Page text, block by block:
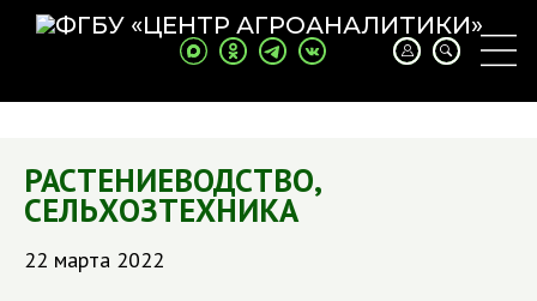
РАСТЕНИЕВОДСТВО,
СЕЛЬХОЗТЕХНИКА
22 марта 2022